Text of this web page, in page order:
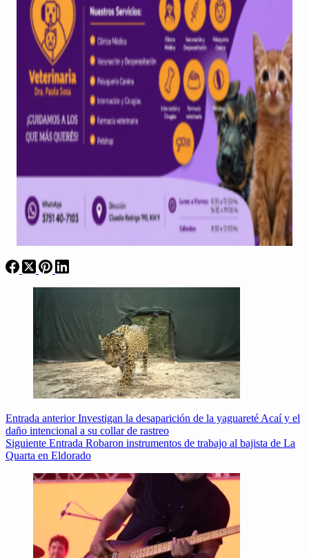
Entrada anteriorInvestigan la desaparición de la yaguareté Acaí y el
daño intencional a su collar de rastreo
Siguiente Entrada Robaron instrumentos de trabajo al bajista de La
Quarta en Eldorado